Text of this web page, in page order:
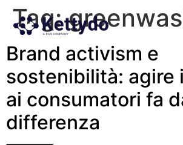
Tag:
Brand activism e
sostenibilità: agire
ai consumatori fa
differenza